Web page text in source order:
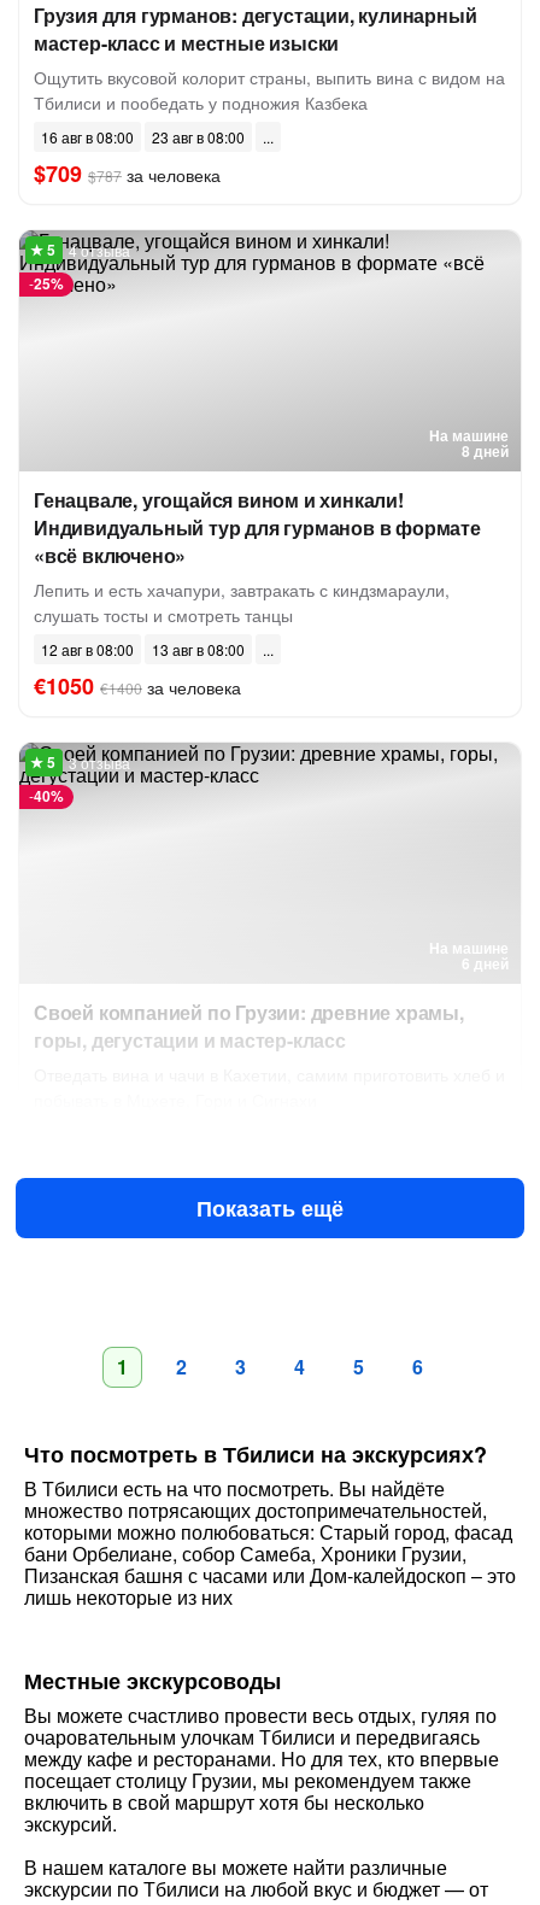
Грузия для гурманов: дегустации, кулинарный
мастер-класс и местные изыски
Ощутить вкусовой колорит страны, выпить вина с видом на
Тбилиси и пообедать у подножия Казбека
16 авг в 08:00 23 авг в 08:00
$709 $787 за человека
На машине
8 дней
-25%
4 отзыва
Генацвале, угощайся вином и хинкали!
Индивидуальный тур для гурманов в формате
«всё включено»
Лепить и есть хачапури, завтракать с киндзмараули,
слушать тосты и смотреть танцы
12 авг в 08:00 13 авг в 08:00
€1050 €1400 за человека
На машине
6 дней
-40%
3 отзыва
Своей компанией по Грузии: древние храмы,
горы, дегустации и мастер-класс
€1410 за всё до 4 чел.
Показать ещё
1 2 3 4 5 6
Что посмотреть в Тбилиси на экскурсиях?
В Тбилиси есть на что посмотреть. Вы найдёте
множество потрясающих достопримечательностей,
которыми можно полюбоваться: Старый город, фасад
бани Орбелиане, собор Самеба, Хроники Грузии,
Пизанская башня с часами или Дом-калейдоскоп – это
лишь некоторые из них
Местные экскурсоводы
Вы можете счастливо провести весь отдых, гуляя по
очаровательным улочкам Тбилиси и передвигаясь
между кафе и ресторанами. Но для тех, кто впервые
посещает столицу Грузии, мы рекомендуем также
включить в свой маршрут хотя бы несколько
экскурсий.
В нашем каталоге вы можете найти различные
экскурсии по Тбилиси на любой вкус и бюджет — от